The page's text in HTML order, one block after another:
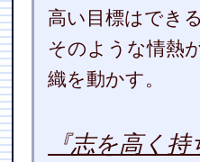
高い目標はでき
そのような情熱
織を動かす。
『志を高く